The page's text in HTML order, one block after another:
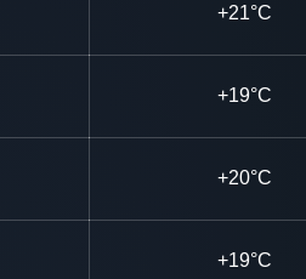
+21°C
+19°C
+20°C
+19°C